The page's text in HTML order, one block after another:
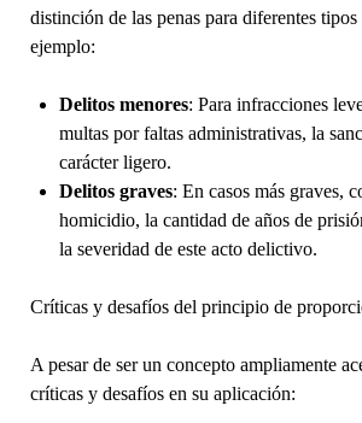
distinción de las penas para diferentes
ejemplo:
Delitos menores: Para infracciones
multas por faltas administrativas, la
carácter ligero.
Delitos graves: En casos más graves,
homicidio, la cantidad de años de
la severidad de este acto delictivo.
Críticas y desafíos del principio de
A pesar de ser un concepto ampliamente
críticas y desafíos en su aplicación: